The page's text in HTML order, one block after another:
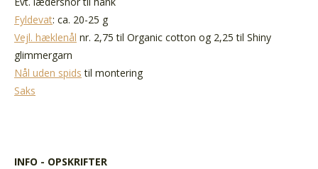
Fyldevat: ca. 20-25 g
Vejl. hæklenål nr. 2,75 til Organic cotton og 2,25 til Shiny
glimmergarn
Nål uden spids til montering
Saks
INFO - OPSKRIFTER